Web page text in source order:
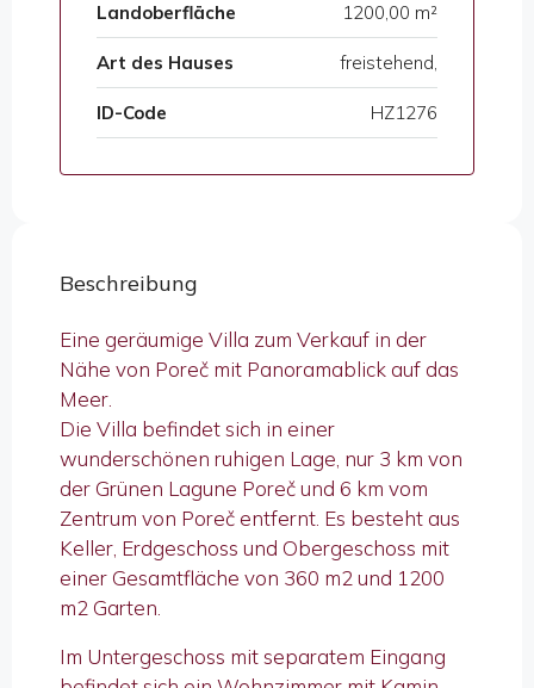
Landoberfläche 1200,00 m²
Art des Hauses freistehend,
ID-Code HZ1276
Beschreibung
Eine geräumige Villa zum Verkauf in der
Nähe von Poreč mit Panoramablick auf das
Meer.
Die Villa befindet sich in einer
wunderschönen ruhigen Lage, nur 3 km von
der Grünen Lagune Poreč und 6 km vom
Zentrum von Poreč entfernt. Es besteht aus
Keller, Erdgeschoss und Obergeschoss mit
einer Gesamtfläche von 360 m2 und 1200
m2 Garten.
Im Untergeschoss mit separatem Eingang